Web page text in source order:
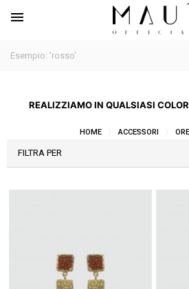

REALIZZIAMO IN QUALSIASI
HOME ACCESSORI
FILTRA PER